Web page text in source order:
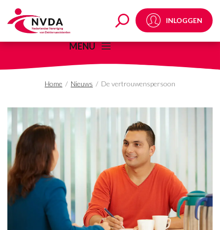
De INLOGGEN
MENU
Home / Nieuws / De vertrouwenspersoon